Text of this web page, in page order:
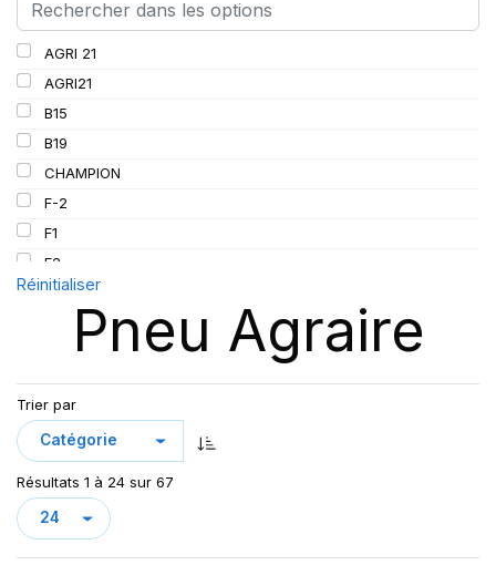
AGRI 21
AGRI21
B15
B19
CHAMPION
F-2
F1
F2
F150
FORESTRY
GRIPKING
GRIPKING HD
GRIPKING R-1
IM07
PK 319
SAMRAT
Réinitialiser
Pneu Agraire
Trier par
Résultats 1 à 24 sur 67